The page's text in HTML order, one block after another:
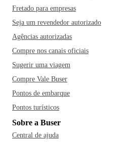
Fretado para empresas
Seja um revendedor autorizado
Agências autorizadas
Compre nos canais oficiais
Sugerir uma viagem
Compre Vale Buser
Pontos de embarque
Pontos turísticos
Sobre a Buser
Central de ajuda